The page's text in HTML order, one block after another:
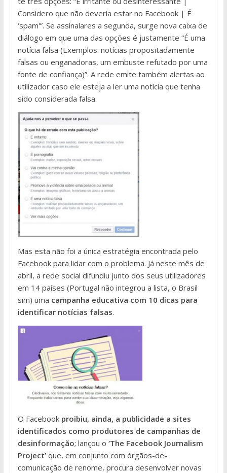
Considero que não deveria estar no Facebook | É
‘spam'”. Se assinalares a segunda, surge nova caixa de
diálogo em que uma das opções é justamente “É uma
notícia falsa (Exemplos: notícias propositadamente
falsas ou enganadoras, um embuste refutado por uma
fonte de confiança)”. A rede emite também alertas ao
utilizador caso ele esteja a ler uma notícia que tenha
sido considerada falsa.
Mas esta não foi a única estratégia encontrada pelo
Facebook para lidar com o problema. Já neste mês de
abril, a rede social difundiu junto dos seus utilizadores
em 14 países (Portugal não integrou a lista, o Brasil
sim) uma campanha educativa com 10 dicas para
identificar notícias falsas.
O Facebook proibiu, ainda, a publicidade a sites
identificados como produtores de campanhas de
desinformação; lançou o ‘The Facebook Journalism
Project’que, em conjunto com órgãos-de-
comunicação de renome, procura desenvolver novas